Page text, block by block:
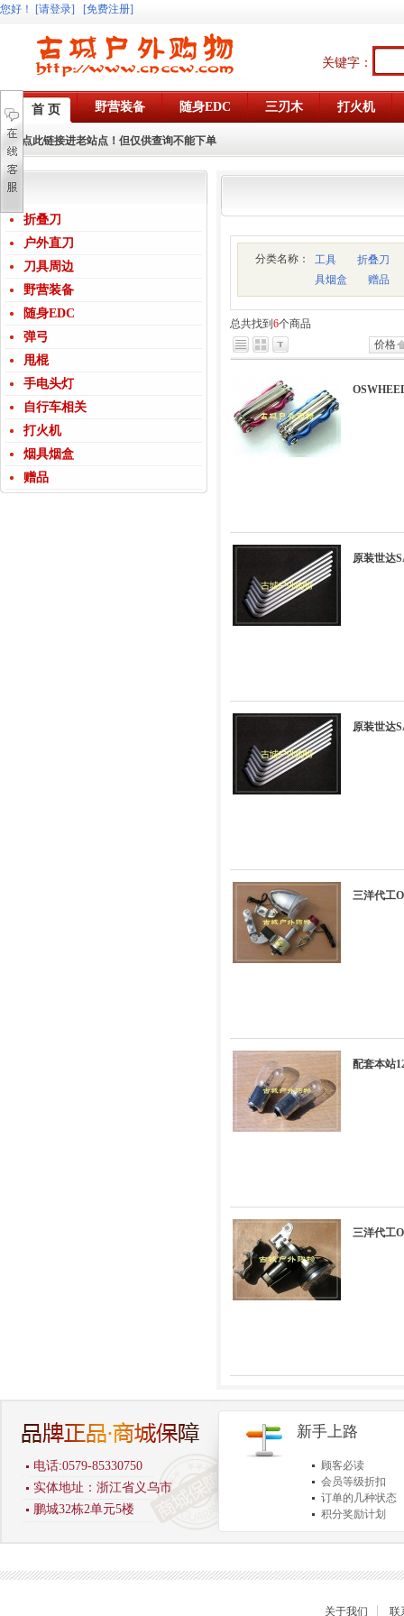
您好 ！ [请登录] [免费注册]
关键字：
首 页 野营装备 随身EDC 三刃木 打火机
点此链接进老站点！但仅供查询不能下单
折叠刀
户外直刀
刀具周边
野营装备
随身EDC
弹弓
甩棍
手电头灯
自行车相关
打火机
烟具烟盒
赠品
分类名称： 工具
折叠刀
具烟盒
赠品
总共找到 6个商品
价格
原装世达
原装世达
三洋代工
配套本站
三洋代工
电话:0579-85330750
实体地址：浙江省义乌市
鹏城32栋2单元5楼
新手上路
顾客必读
会员等级折扣
订单的几种状态
积分奖励计划
商品退货保障
关于我们 联